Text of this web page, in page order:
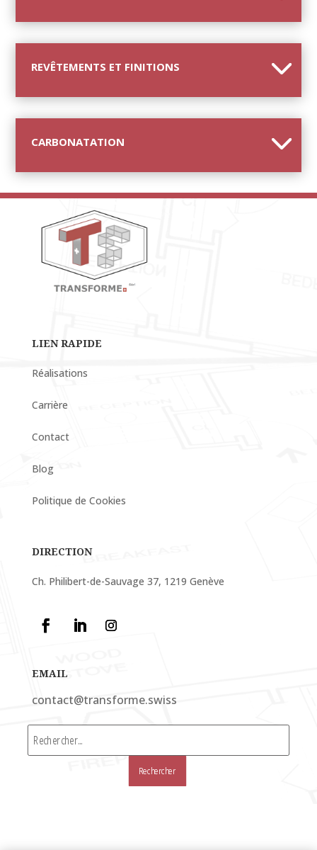
REVÊTEMENTS ET FINITIONS
CARBONATATION
LIEN RAPIDE
Réalisations
Carrière
Contact
Blog
Politique de Cookies
DIRECTION
Ch. Philibert-de-Sauvage 37, 1219 Genève
EMAIL
contact@transforme.swiss
Rechercher